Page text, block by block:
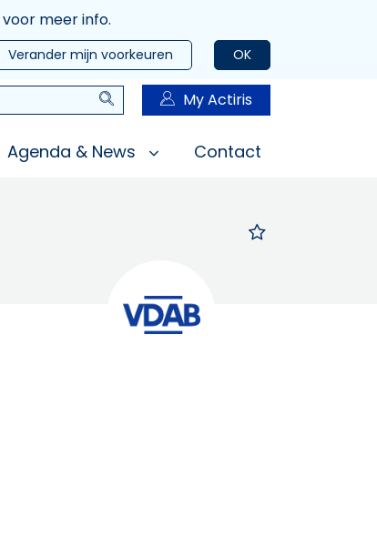
voor meer info.
OK
Verander mijn voorkeuren
Zoeken My Actiris
Agenda & News Contact